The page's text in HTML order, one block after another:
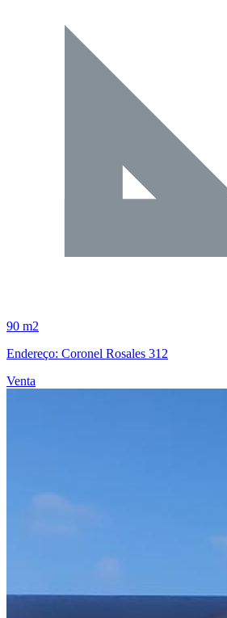
90 m2
Endereço: Coronel Rosales 312
Venta